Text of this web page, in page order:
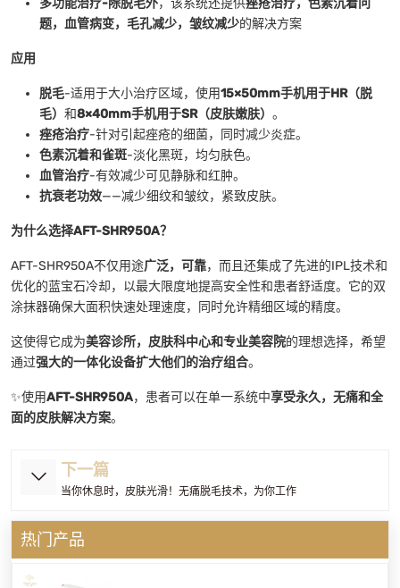
题，血管病变，毛孔减少，皱纹减少的解决方案
应用
脱毛-适用于大小治疗区域，使用15×50mm手机用于HR（脱
毛） 和8×40mm手机用于SR（皮肤嫩肤） 。
痤疮治疗-针对引起痤疮的细菌，同时减少炎症。
色素沉着和雀斑-淡化黑斑，均匀肤色。
血管治疗-有效减少可见静脉和红肿。
抗衰老功效——减少细纹和皱纹，紧致皮肤。
为什么选择AFT-SHR950A？
AFT-SHR950A不仅用途广泛，可靠，而且还集成了先进的IPL技术和
优化的蓝宝石冷却，以最大限度地提高安全性和患者舒适度。它的双
涂抹器确保大面积快速处理速度，同时允许精细区域的精度。
这使得它成为美容诊所，皮肤科中心和专业美容院的理想选择，希望
通过强大的一体化设备扩大他们的治疗组合。
✨使用AFT-SHR950A，患者可以在单一系统中享受永久，无痛和全
面的皮肤解决方案。
下一篇
当你休息时，皮肤光滑！无痛脱毛技术，为你工作
热门产品